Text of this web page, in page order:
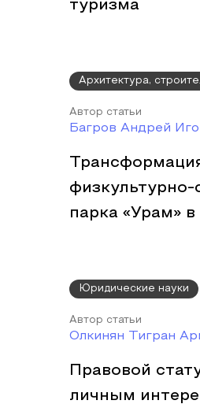
туризма
Архитектура,
Автор статьи
Багров Андрей
физкультурно-
парка «Урам»
Юридические науки
Автор статьи
Олкинян Тигран
Правовой
личным